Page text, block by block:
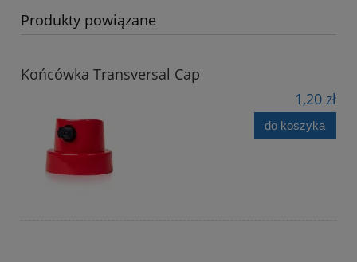
Produkty powiązane
Końcówka Transversal Cap
1,20 zł
do koszyka